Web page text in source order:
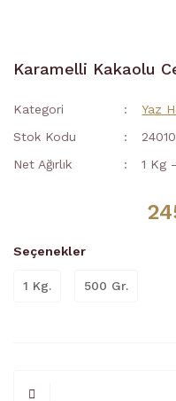
Karamelli Kakaolu
Kategori
Yaz
Stok Kodu
Net Ağırlık
1 Kg
Seçenekler
1 Kg. 500 Gr.